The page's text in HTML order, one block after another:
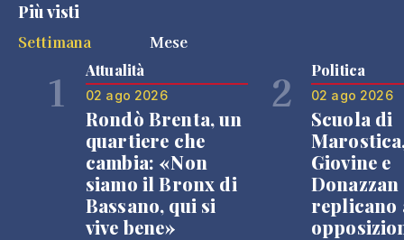
Più visti
Settimana
Mese
1 Attualità
02 ago 2026
Rondò Brenta, un
quartiere che
cambia: «Non
siamo il Bronx di
Bassano, qui si
vive bene»
2 Politica
02 ago 2026
Scuola di
Giovine e
Donazzan
replicano